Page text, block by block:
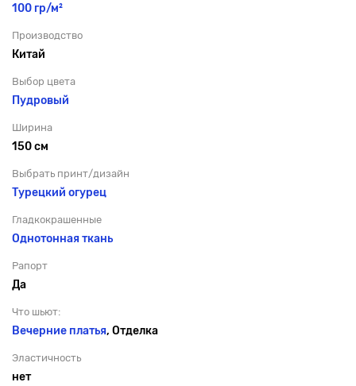
100 гр/м²
Производство
Китай
Выбор цвета
Пудровый
Ширина
150 см
Выбрать принт/дизайн
Турецкий огурец
Гладкокрашенные
Однотонная ткань
Рапорт
Да
Что шьют:
Вечерние платья, Отделка
Эластичность
нет